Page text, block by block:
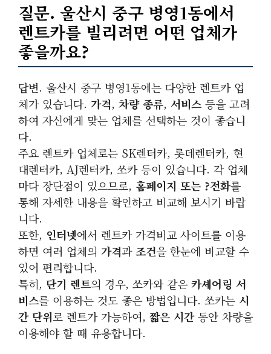
질문. 울산시 중구 병영1동에서
렌트카를 빌리려면 어떤 업체가
좋을까요?
답변. 울산시 중구 병영1동에는 다양한 렌트카 업
체가 있습니다. 가격, 차량 종류, 서비스 등을 고려
하여 자신에게 맞는 업체를 선택하는 것이 좋습니
다.
주요 렌트카 업체로는 SK렌터카, 롯데렌터카, 현
대렌터카, AJ렌터카, 쏘카 등이 있습니다. 각 업체
마다 장단점이 있으므로, 홈페이지 또는 ?전화를
통해 자세한 내용을 확인하고 비교해 보시기 바랍
니다.
또한, 인터넷에서 렌트카 가격비교 사이트를 이용
하면 여러 업체의 가격과조건을 한눈에 비교할 수
있어 편리합니다.
특히, 단기 렌트의 경우, 쏘카와 같은카셰어링 서
비스를 이용하는 것도 좋은 방법입니다. 쏘카는 시
간 단위로 렌트가 가능하여, 짧은 시간동안 차량을
이용해야 할 때 유용합니다.